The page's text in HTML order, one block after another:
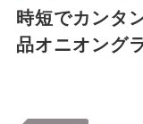
時短でカンタ
品オニオング